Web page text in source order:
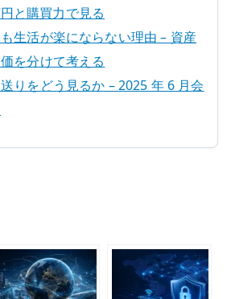
と購買力で見る
生活が楽にならない理由 – 資産
を分けて考える
りをどう見るか – 2025 年 6 月会